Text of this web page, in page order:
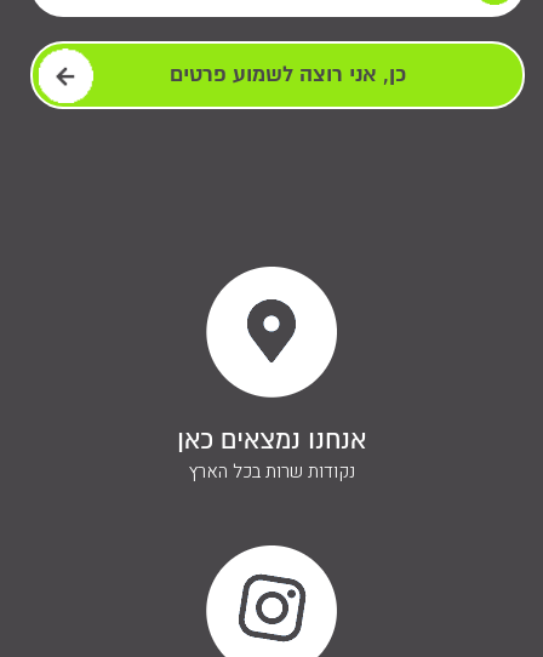
ליצירת קשר
בהקדם
אנחנו נמצאים כאן
נקודות שרות בכל הארץ